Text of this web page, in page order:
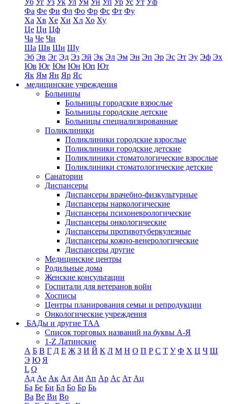
Уб Уг Уз Ук Ул Ум Ун Уп Ур Ус Ут Уф
Фа Фе Фи Фл Фо Фр Фс Фт Фу
Ха Хв Хе Хи Хл Хо Ху
Це Ци Цф
Ча Че Чи
Ша Шв Ши Шу
Эб Эв Эг Эд Эз Эй Эк Эл Эм Эн Эп Эр Эс Эт Эу Эф Эх
Юв Юг Юм Юн Юп Ют
Як Ям Ян Яр Яс
медицинские учреждения
Больницы
Больницы городские взрослые
Больницы городские детские
Больницы специализированные
Поликлиники
Поликлиники городские взрослые
Поликлиники городские детские
Поликлиники стоматологические взрослые
Поликлиники стоматологические детские
Санатории
Диспансеры
Диспансеры врачебно-физкультурные
Диспансеры наркологические
Диспансеры психоневрологические
Диспансеры онкологические
Диспансеры противотуберкулезные
Диспансеры кожно-венерологические
Диспансеры другие
Медицинские центры
Родильные дома
Женские консультации
Госпитали для ветеранов войн
Хосписы
Центры планирования семьи и репродукции
Онкологические учреждения
БАДы и другие ТАА
Список торговых названий на буквы А-Я
1-Z Латинские
А Б В Г Д Е Ж З И Й К Л М Н О П Р С Т У Ф Х Ц Ч Ш
Э Ю Я
L Q
Ад Ае Ак Ал Ан Ап Ар Ас Ат Ац
Ба Бе Би Бл Бо Бр Бь
Ва Ве Ви Во